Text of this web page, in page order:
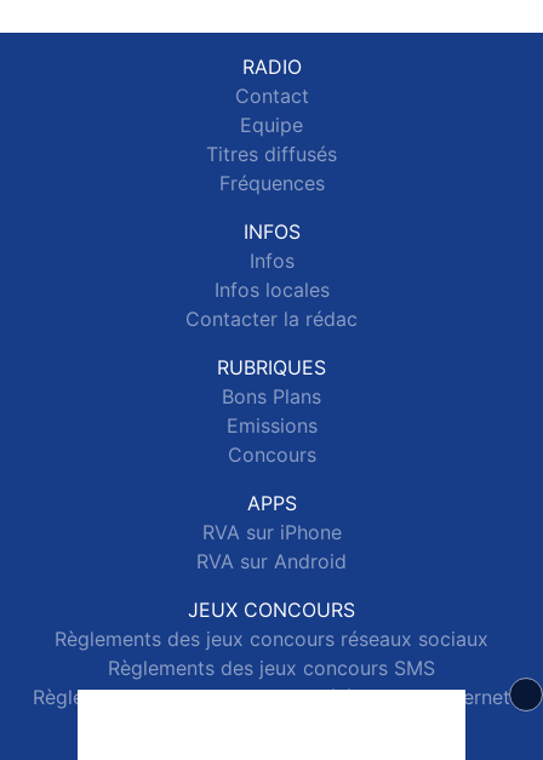
RADIO
Contact
Equipe
Titres diffusés
Fréquences
INFOS
Infos
Infos locales
Contacter la rédac
RUBRIQUES
Bons Plans
Emissions
Concours
APPS
RVA sur iPhone
RVA sur Android
JEUX CONCOURS
Règlements des jeux concours réseaux sociaux
Règlements des jeux concours SMS
Règlements des jeux concours téléphone et internet